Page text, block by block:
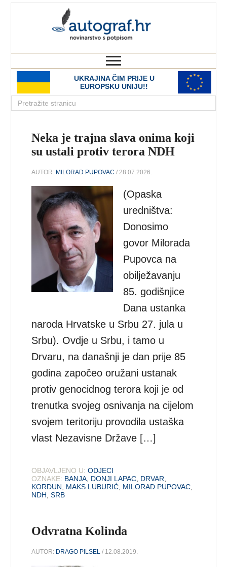
UKRAJINA ČIM PRIJE U
EUROPSKU UNIJU!!
Neka je trajna slava onima koji
su ustali protiv terora NDH
AUTOR: MILORAD PUPOVAC / 28.07.2026.
(Opaska
uredništva:
Donosimo
govor Milorada
Pupovca na
obilježavanju
85. godišnjice
Dana ustanka
naroda Hrvatske u Srbu 27. jula u
Srbu). Ovdje u Srbu, i tamo u
Drvaru, na današnji je dan prije 85
godina započeo oružani ustanak
protiv genocidnog terora koji je od
trenutka svojeg osnivanja na cijelom
svojem teritoriju provodila ustaška
vlast Nezavisne Države […]
OBJAVLJENO U: ODJECI
OZNAKE: BANJA DONJI LAPAC DRVAR
KORDUN
MAKS LUBURIĆ MILORAD PUPOVAC
NDH ,SRB
Odvratna Kolinda
AUTOR: DRAGO PILSEL / 12.08.2019.